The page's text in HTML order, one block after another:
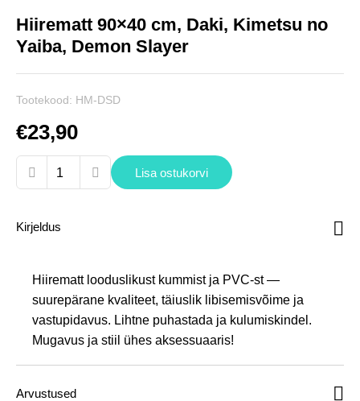
Hiirematt 90×40 cm, Daki, Kimetsu no
Yaiba, Demon Slayer
Tootekood: HM-DSD
€23,90
Hiirematt
90x40
Daki,
Demon
Slayer
Lisa ostukorvi
Kirjeldus
Hiirematt looduslikust kummist ja PVC-st —
suurepärane kvaliteet, täiuslik libisemisvõime ja
vastupidavus. Lihtne puhastada ja kulumiskindel.
Mugavus ja stiil ühes aksessuaaris!
Arvustused